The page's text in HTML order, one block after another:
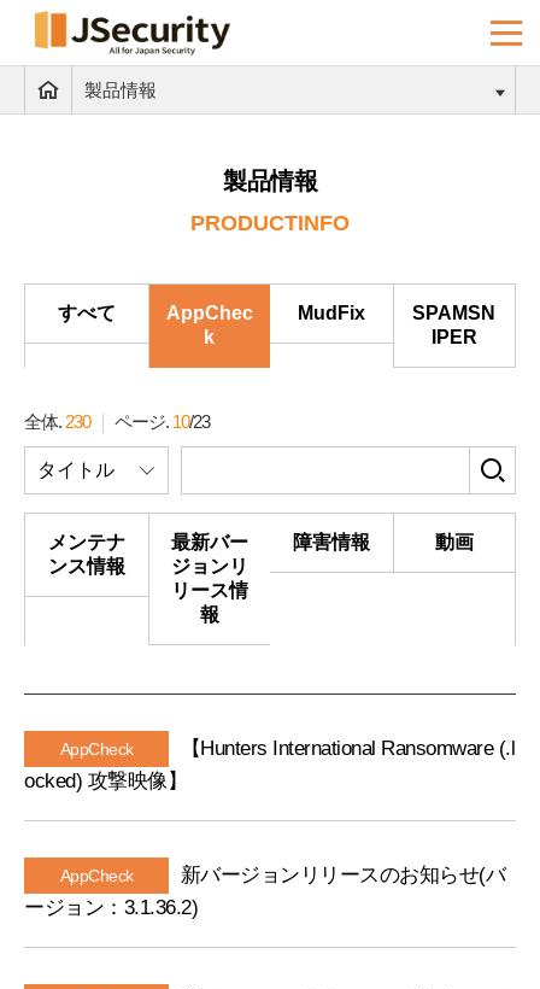
製品情報
製品情報
PRODUCTINFO
すべて
AppChec
k
MudFix
SPAMSN
IPER
全体. 230 ページ. 10/23
索
タイトル
メンテナ
ンス情報
最新バー
ジョンリ
リース情
報
障害情報 動画
AppCheck
【Hunters International Ransomware (.l
ocked) 攻撃映像】
AppCheck
新バージョンリリースのお知らせ(バ
ージョン：3.1.36.2)